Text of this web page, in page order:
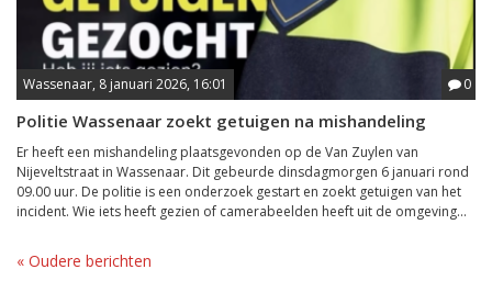
Wassenaar, 8 januari 2026, 16:01 0
Politie Wassenaar zoekt getuigen na mishandeling
Er heeft een mishandeling plaatsgevonden op de Van Zuylen van
Nijeveltstraat in Wassenaar. Dit gebeurde dinsdagmorgen 6 januari rond
09.00 uur. De politie is een onderzoek gestart en zoekt getuigen van het
incident. Wie iets heeft gezien of camerabeelden heeft uit de omgeving...
« Oudere berichten